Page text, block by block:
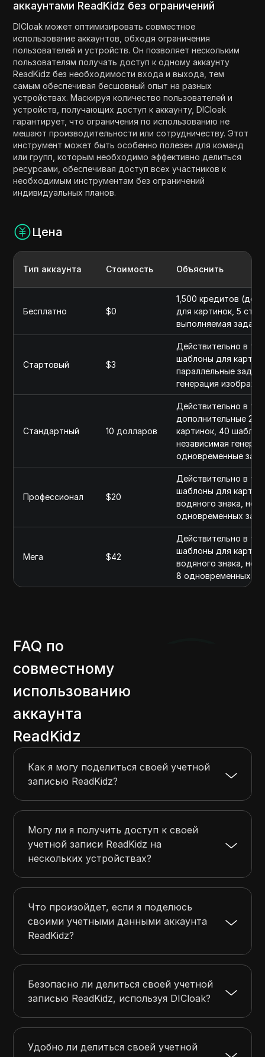
аккаунтами ReadKidz без ограничений
DICloak может оптимизировать совместное
использование аккаунтов, обходя ограничения
пользователей и устройств. Он позволяет нескольким
пользователям получать доступ к одному аккаунту
ReadKidz без необходимости входа и выхода, тем
самым обеспечивая бесшовный опыт на разных
устройствах. Маскируя количество пользователей и
устройств, получающих доступ к аккаунту, DICloak
гарантирует, что ограничения по использованию не
мешают производительности или сотрудничеству. Этот
инструмент может быть особенно полезен для команд
или групп, которым необходимо эффективно делиться
ресурсами, обеспечивая доступ всех участников к
необходимым инструментам без ограничений
индивидуальных планов.
Цена
Тип аккаунта Стоимость Объяснить
Бесплатно $0
1,500 кредитов
для картинок, 5
выполняемая задача
Стартовый $3
Действительно в
шаблоны для
параллельные
генерация
Стандартный 10 долларов
Действительно в
дополнительные
картинок, 40
независимая
одновременные
Профессионал $20
Действительно в
шаблоны для
водяного знака,
одновременных
Мега $42
Действительно в
шаблоны для
водяного знака,
8 одновременных
FAQ по
совместному
использованию
аккаунта
ReadKidz
Как я могу поделиться своей учетной
записью ReadKidz?
Могу ли я получить доступ к своей
учетной записи ReadKidz на
нескольких устройствах?
Что произойдет, если я поделюсь
своими учетными данными аккаунта
ReadKidz?
Безопасно ли делиться своей учетной
записью ReadKidz, используя DICloak?
Удобно ли делиться своей учетной